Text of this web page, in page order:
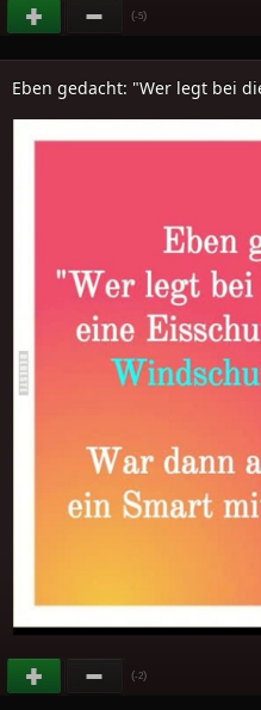
(-5)
Eben gedacht: "Wer legt bei
(-2)